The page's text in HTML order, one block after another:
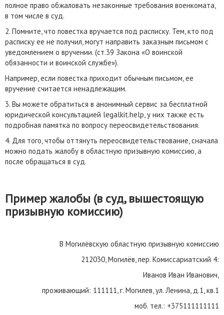
полное право обжаловать незаконные требования военкомата,
в том числе в суд.
2. Помните, что повестка вручается под расписку. Тем, кто под
расписку ее не получил, могут направить заказным письмом с
уведомлением о вручении. (ст.39 Закона «О воинской
обязанности и воинской службе»).
Например, если повестка приходит обычным письмом, ее
вручение считается ненадлежащим.
3. Вы можете обратиться в анонимный сервис за бесплатной
юридической консультацией legalkit.help, у них также есть
подробная памятка по вопросу переосвидетельствования.
4. Для того, чтобы оттянуть переосвидетельствование, сначала
можно подать жалобу в областную призывную комиссию, а
после обращаться в суд.
Пример жалобы (в суд, вышестоящую
призывную комиссию)
В Могилёвскую областную призывную комиссию
212030, Могилёв, пер. Комиссариатский 4:
Иванов Иван Иванович,
проживающий: 111111, г. Могилев, ул. Ленина, д.1, кв.1
моб. тел.: +375111111111